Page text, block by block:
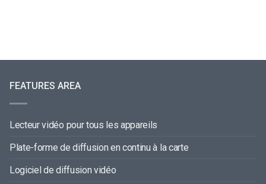
FEATURES AREA
Lecteur vidéo pour tous les appareils
Plate-forme de diffusion en continu à la carte
Logiciel de diffusion vidéo